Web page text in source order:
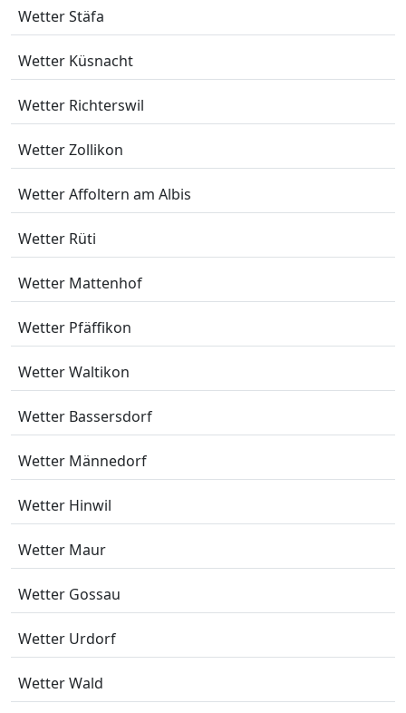
Wetter Stäfa
Wetter Küsnacht
Wetter Richterswil
Wetter Zollikon
Wetter Affoltern am Albis
Wetter Rüti
Wetter Mattenhof
Wetter Pfäffikon
Wetter Waltikon
Wetter Bassersdorf
Wetter Männedorf
Wetter Hinwil
Wetter Maur
Wetter Gossau
Wetter Urdorf
Wetter Wald